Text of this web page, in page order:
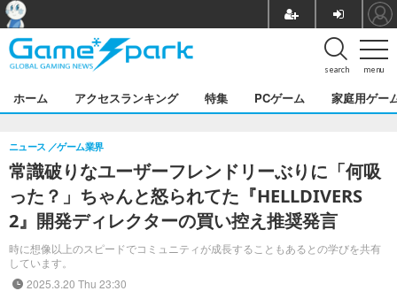
menu
search
ホーム アクセスランキング 特集 PCゲーム 家庭用ゲー
常識破りなユーザーフレンドリーぶりに「何吸
った？」ちゃんと怒られてた『HELLDIVERS
2』開発ディレクターの買い控え推奨発言
時に想像以上のスピードでコミュニティが成長することもあるとの学びを共有
しています。
ニュース ゲーム業界
2025.3.20 Thu 23:30